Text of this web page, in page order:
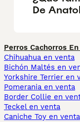
De
Perros Cachorros
Chihuahua en venta
Bichón Maltés en
Yorkshire Terrier en
Pomerania en venta
Border Collie en
Teckel en venta
Caniche Toy en venta